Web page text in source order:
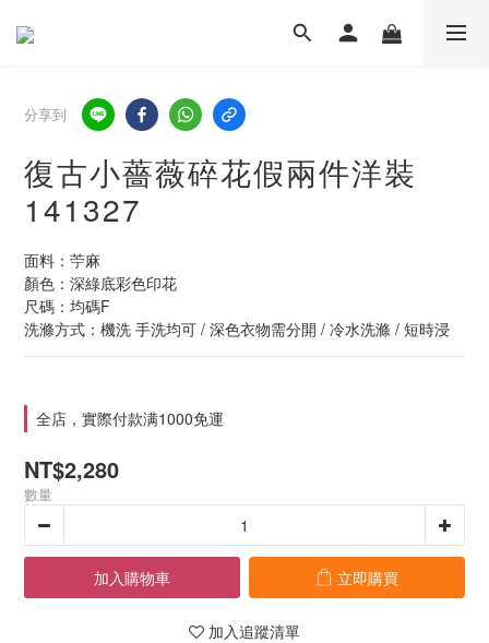
分享到
復古小薔薇碎花假兩件洋裝
141327
面料：苧麻
顏色：深綠底彩色印花
尺碼：均碼F
洗滌方式：機洗 手洗均可 / 深色衣物需分開 / 冷水洗滌 / 短時浸
全店，實際付款满1000免運
NT$2,280
數量
加入購物車 立即購買
加入追蹤清單